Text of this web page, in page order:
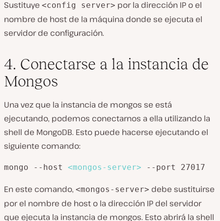
Sustituye <config server> por la dirección IP o el
nombre de host de la máquina donde se ejecuta el
servidor de configuración.
4. Conectarse a la instancia de
Mongos
Una vez que la instancia de mongos se está
ejecutando, podemos conectarnos a ella utilizando la
shell de MongoDB. Esto puede hacerse ejecutando el
siguiente comando:
mongo --host <mongos-server> --port 27017
En este comando, <mongos-server> debe sustituirse
por el nombre de host o la dirección IP del servidor
que ejecuta la instancia de mongos. Esto abrirá la shell